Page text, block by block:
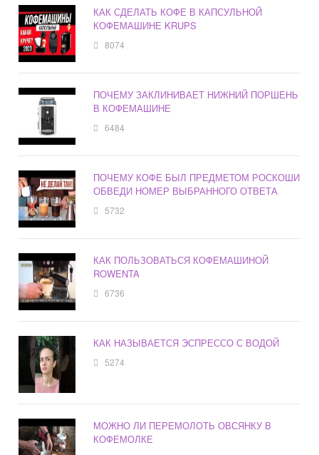
КАК СДЕЛАТЬ КОФЕ В КАПСУЛЬНОЙ
КОФЕМАШИНЕ KRUPS
8074
ПОЧЕМУ ЗАКЛИНИВАЕТ НИЖНИЙ ПОРШЕНЬ
В КОФЕМАШИНЕ
6484
ПОЧЕМУ КОФЕ БЫЛ ПРЕДМЕТОМ РОСКОШИ
ОБВЕДИ НОМЕР ВЫБРАННОГО ОТВЕТА
5732
КАК ПОЛЬЗОВАТЬСЯ КОФЕМАШИНОЙ
ROWENTA
6736
КАК НАЗЫВАЕТСЯ ЭСПРЕССО С ВОДОЙ
5274
МОЖНО ЛИ ПЕРЕМОЛОТЬ ОВСЯНКУ В
КОФЕМОЛКЕ